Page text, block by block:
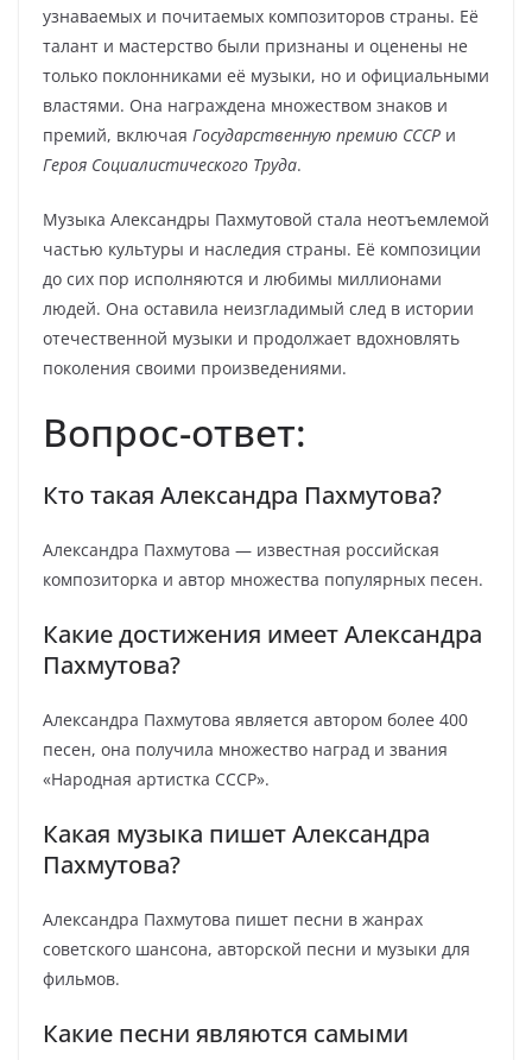
узнаваемых и почитаемых композиторов страны. Её
талант и мастерство были признаны и оценены не
только поклонниками её музыки, но и официальными
властями. Она награждена множеством знаков и
премий, включая Государственную премию СССР и
Героя Социалистического Труда.
Музыка Александры Пахмутовой стала неотъемлемой
частью культуры и наследия страны. Её композиции
до сих пор исполняются и любимы миллионами
людей. Она оставила неизгладимый след в истории
отечественной музыки и продолжает вдохновлять
поколения своими произведениями.
Вопрос-ответ:
Кто такая Александра Пахмутова?
Александра Пахмутова — известная российская
композиторка и автор множества популярных песен.
Какие достижения имеет Александра
Пахмутова?
Александра Пахмутова является автором более 400
песен, она получила множество наград и звания
«Народная артистка СССР».
Какая музыка пишет Александра
Пахмутова?
Александра Пахмутова пишет песни в жанрах
советского шансона, авторской песни и музыки для
фильмов.
Какие песни являются самыми